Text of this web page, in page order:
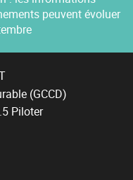
peuvent évoluer
(GCCD)
Piloter